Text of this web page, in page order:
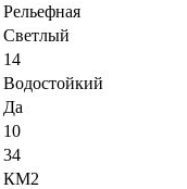
Рельефная
Светлый
14
Водостойкий
Да
10
34
КМ2